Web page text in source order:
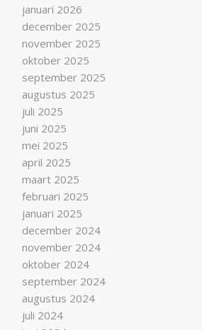
januari 2026
december 2025
november 2025
oktober 2025
september 2025
augustus 2025
juli 2025
juni 2025
mei 2025
april 2025
maart 2025
februari 2025
januari 2025
december 2024
november 2024
oktober 2024
september 2024
augustus 2024
juli 2024